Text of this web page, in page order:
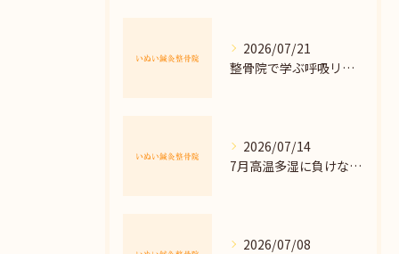
2026/07/21
整骨院で学ぶ呼吸リラックス法
2026/07/14
7月高温多湿に負けない体調管理法
2026/07/08